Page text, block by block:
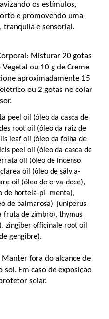
os estímulos,
e promovendo uma
tranquila e sensorial.
Misturar 20 gotas
ou 10 g de Creme
aproximadamente 15
ou 2 gotas no colar
peel oil (óleo da casca de
root oil (óleo da raiz de
leaf oil (óleo da folha de
peel oil (óleo da casca de
oil (óleo de incenso
oil (óleo de sálvia-
oil (óleo de erva-doce),
de hortelã-pi- menta),
de palmarosa), juniperus
fruta de zimbro), thymus
zingiber officinale root oil
gengibre).
Manter fora do alcance de
sol. Em caso de exposição
solar.